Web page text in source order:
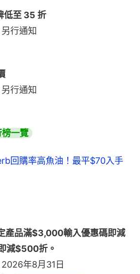
低至 35 折
行通知
行通知
一覽
回購率高魚油！最平$70入手
產品滿$3,000輸入優惠碼即減
減$500折。
年8月31日